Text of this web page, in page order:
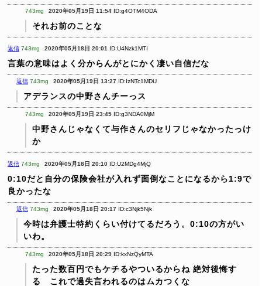
743mg 2020年05月19日 11:54 ID:g4OTM4ODA
それお前のことな
返信 743mg 2020年05月18日 20:01 ID:U4Nzk1MTI
言葉の意味はよく分からんがとにかく凄い自信だな
返信 743mg 2020年05月19日 13:27 ID:IzNTc1MDU
アデランスの中野さんチーっス
743mg 2020年05月19日 23:45 ID:g3NDA0MjM
中野さんじゃなくて与作さんのセリフじゃなかったっけ
か
返信 743mg 2020年05月18日 20:10 ID:U2MDg4MjQ
0:10だと自分の保険会社が入れず面倒なことになるから1:9で
良かったな
返信 743mg 2020年05月18日 20:17 ID:c3Njk5Njk
今時は弁護士特約くらい付けてるだろう。0:10の方がい
いわ。
743mg 2020年05月18日 20:29 ID:kxNzQyMTA
たった数百円でもケチるやついるからね 絶対後悔す
る これで過失言われるのはムカつくな